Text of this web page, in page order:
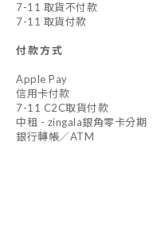
7-11 取貨不付款
7-11 取貨付款
付款方式
Apple Pay
信用卡付款
7-11 C2C取貨付款
中租 - zingala銀角零卡分期
銀行轉帳／ATM